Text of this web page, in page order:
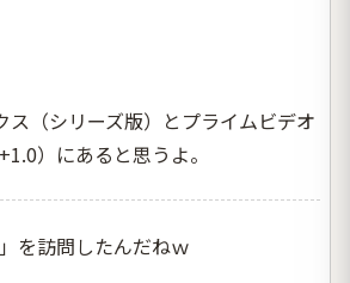
ス（シリーズ版）とプライムビデオ
）にあると思うよ。
を訪問したんだねｗ